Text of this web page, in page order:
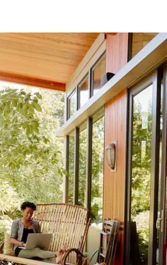
bas pour les parcourir ou en appuyant et en